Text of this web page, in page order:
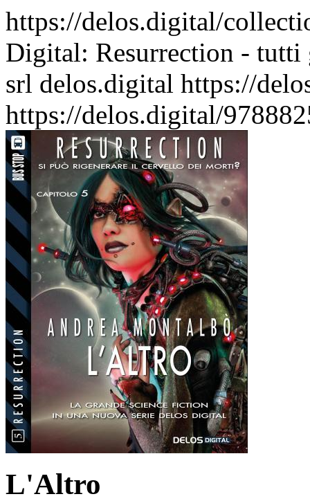
https://delos.digital/
Digital: Resurrection - tutti
srl delos.digital https://
https://delos.digital/
L'Altro